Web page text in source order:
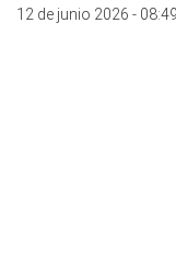
12 de junio 2026 -